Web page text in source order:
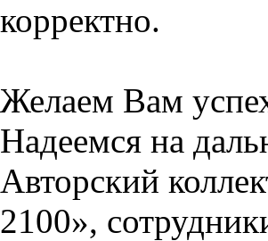
корректно.
Желаем Вам
Надеемся на
Авторский
2100»,